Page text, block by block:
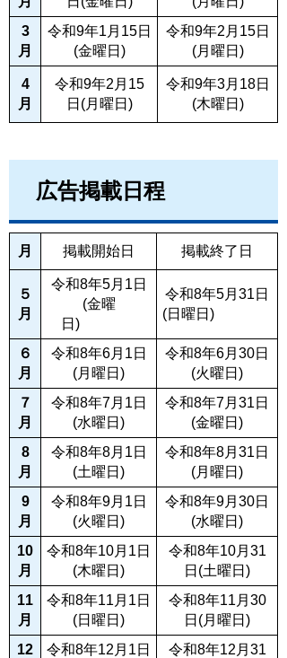
3
月
令和9年1月15日
(金曜日)
令和9年2月15日
(月曜日)
4
月
令和9年2月15
日(月曜日)
令和9年3月18日
(木曜日)
広告掲載日程
月 掲載開始日 掲載終了日
５
月
令和8年5月1日
(金曜
日)
令和8年5月31日
(日 曜日 )
６
月
令和8年6月1日
(月 曜日 )
令和8年6月30日
(火曜日 )
７
月
令和8年7月1日
(水曜日 )
令和8年7月31日
(金曜日 )
8
月
令和8年8月1日
(土曜日 )
令和8年8月31日
(月 曜日 )
9
月
令和8年9月1日
(火曜日 )
令和8年9月30日
(水曜日 )
10
月
令和8年10月1日
(木曜日 )
令和8年10月31
日(土曜日 )
11
月
令和8年11月1日
(日 曜日 )
令和8年11月30
日(月 曜日 )
12
令和8年12月1日
令和8年12月31